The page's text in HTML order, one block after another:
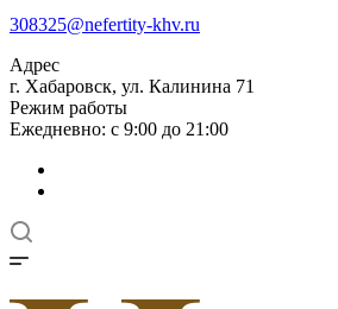
308325@nefertity-khv.ru
Адрес
г. Хабаровск, ул. Калинина 71
Режим работы
Ежедневно: с 9:00 до 21:00